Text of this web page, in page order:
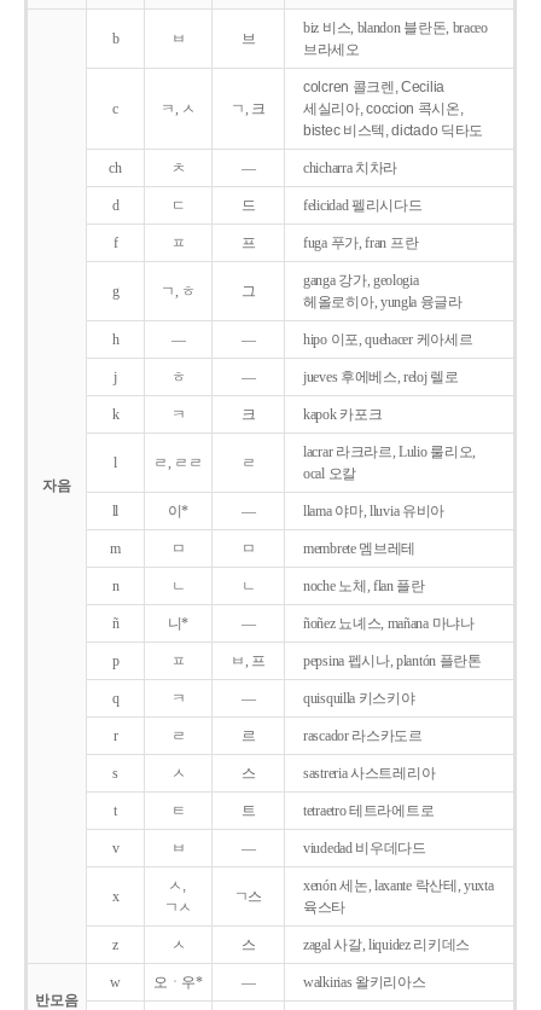
자음
b ㅂ 브
biz 비스, blandon 블란돈, braceo
브라세오
c ㅋ, ㅅ ㄱ, 크
colcren 콜크렌, Cecilia
세실리아, coccion 콕시온,
bistec 비스텍, dictado 딕타도
ch ㅊ ― chicharra 치차라
d ㄷ 드 felicidad 펠리시다드
f ㅍ 프 fuga 푸가, fran 프란
g ㄱ, ㅎ 그
ganga 강가, geologia
헤올로히아, yungla 융글라
h ― ― hipo 이포, quehacer 케아세르
j ㅎ ― jueves 후에베스, reloj 렐로
k ㅋ 크 kapok 카포크
l ㄹ, ㄹㄹ ㄹ
lacrar 라크라르, Lulio 룰리오,
ocal 오칼
ll 이* ― llama 야마, lluvia 유비아
m ㅁ ㅁ membrete 멤브레테
n ㄴ ㄴ noche 노체, flan 플란
ñ 니* ― ñoñez 뇨녜스, mañana 마냐나
p ㅍ ㅂ, 프 pepsina 펩시나, plantón 플란톤
q ㅋ ― quisquilla 키스키야
r ㄹ 르 rascador 라스카도르
s ㅅ 스 sastreria 사스트레리아
t ㅌ 트 tetraetro 테트라에트로
v ㅂ ― viudedad 비우데다드
x
ㅅ,
ㄱㅅ
ㄱ스
xenón 세논, laxante 락산테, yuxta
육스타
z ㅅ 스 zagal 사갈, liquidez 리키데스
반모음
w 오ㆍ우* ― walkirias 왈키리아스